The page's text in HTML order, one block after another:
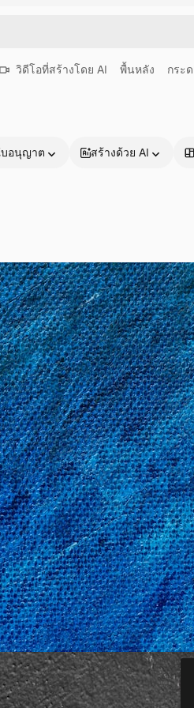
วิดีโอที่สร้างโดย AI พื้นหลัง กระ
บอนุญาต สร้างด้วย AI
มสร้างสรรค์เพื่อผลักดันผลงานที่ดี
ณ ผู้ใช้งานกว่า 1 ล้านราย
ทั้งครีเอทีฟ, บริษัท, เอเจนซี และสตูดิ
ไทย
ผ
ผู้
เ
รู
เ
ด้
เ
ส
เ
แ
เ
ทั้
© 2010-2026Freepik Company S.L.U.สงว